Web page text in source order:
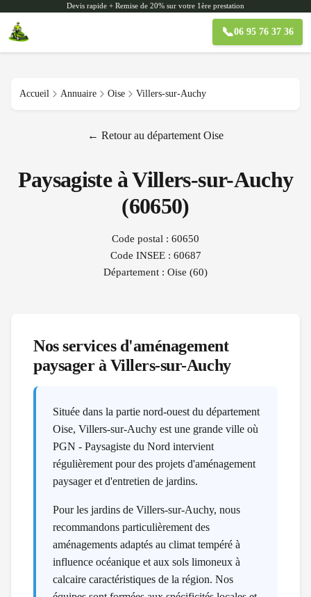
Devis rapide + Remise de 20% sur votre 1ère prestation
📞06 95 76 37 36
Accueil Annuaire Oise Villers-sur-Auchy
← Retour au département Oise
Paysagiste àVillers-sur-Auchy
(60650)
Code postal : 60650
Code INSEE : 60687
Département : Oise (60)
Nos services d'aménagement
paysager à Villers-sur-Auchy
Située dans la partie nord-ouest du département
Oise, Villers-sur-Auchy est une grande ville où
PGN - Paysagiste du Nord intervient
régulièrement pour des projets d'aménagement
paysager et d'entretien de jardins.
Pour les jardins de Villers-sur-Auchy, nous
recommandons particulièrement des
aménagements adaptés au climat tempéré à
influence océanique et aux sols limoneux à
calcaire caractéristiques de la région. Nos